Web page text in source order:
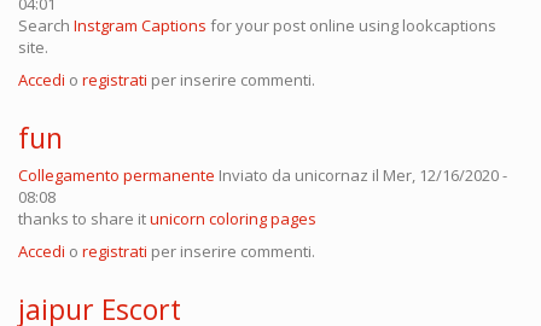
Search Instgram Captions for your post online using lookcaptions
site.
Accedi o registrati per inserire commenti.
fun
Collegamento permanente Inviato da unicornaz il Mer, 12/16/2020 -
08:08
thanks to share itunicorn coloring pages
Accedi o registrati per inserire commenti.
jaipur Escort